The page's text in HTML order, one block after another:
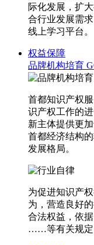
际化发展，扩
合行业发展需
线上学习平台。
权益保障
品牌机构培育
首都知识产权
识产权工作的
新主体提供更
首都经济结构
发展格局。
为促进知识产
为，营造良好
合法权益，依
……等有关规定